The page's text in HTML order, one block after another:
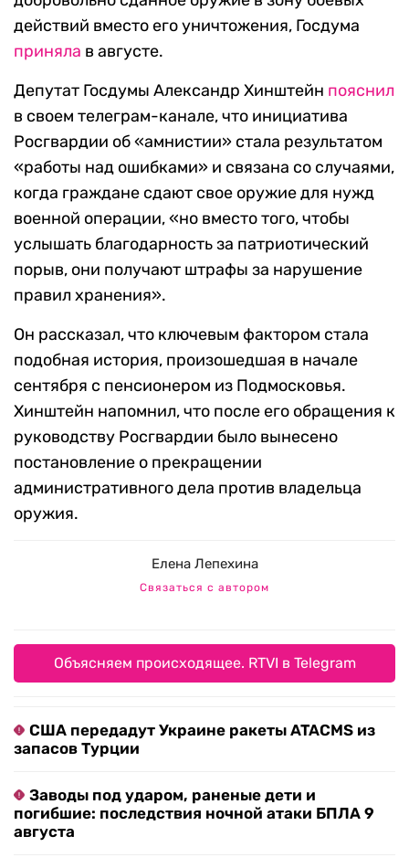
действий вместо его уничтожения, Госдума
приняла в августе.
Депутат Госдумы Александр Хинштейн пояснил
в своем телеграм-канале, что инициатива
Росгвардии об «амнистии» стала результатом
«работы над ошибками» и связана со случаями,
когда граждане сдают свое оружие для нужд
военной операции, «но вместо того, чтобы
услышать благодарность за патриотический
порыв, они получают штрафы за нарушение
правил хранения».
Он рассказал, что ключевым фактором стала
подобная история, произошедшая в начале
сентября с пенсионером из Подмосковья.
Хинштейн напомнил, что после его обращения к
руководству Росгвардии было вынесено
постановление о прекращении
административного дела против владельца
оружия.
Елена Лепехина
Связаться с автором
Объясняем происходящее. RTVI в Telegram
США передадут Украине ракеты ATACMS из
запасов Турции
Заводы под ударом, раненые дети и
погибшие: последствия ночной атаки БПЛА 9
августа